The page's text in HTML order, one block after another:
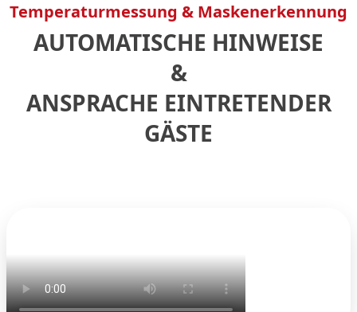
Temperaturmessung & Maskenerkennung
AUTOMATISCHE HINWEISE
&
ANSPRACHE EINTRETENDER
GÄSTE